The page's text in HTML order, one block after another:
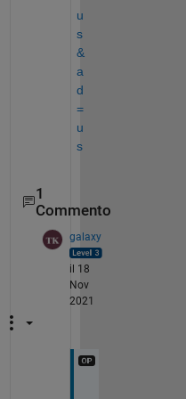
u
s
&
a
d
=
u
s
1
Commento
galaxy
il 18
Nov
2021